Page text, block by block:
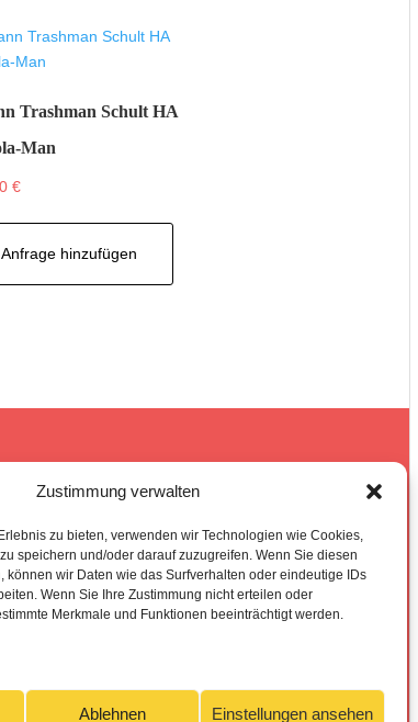
Zustimmung verwalten
zu bieten, verwenden wir Technologien wie Cookies,
speichern und/oder darauf zuzugreifen. Wenn Sie diesen
können wir Daten wie das Surfverhalten oder eindeutige IDs
Wenn Sie Ihre Zustimmung nicht erteilen oder
Merkmale und Funktionen beeinträchtigt werden.
Ablehnen Einstellungen ansehen
Trashman Schult HA
Man
€
hinzufügen